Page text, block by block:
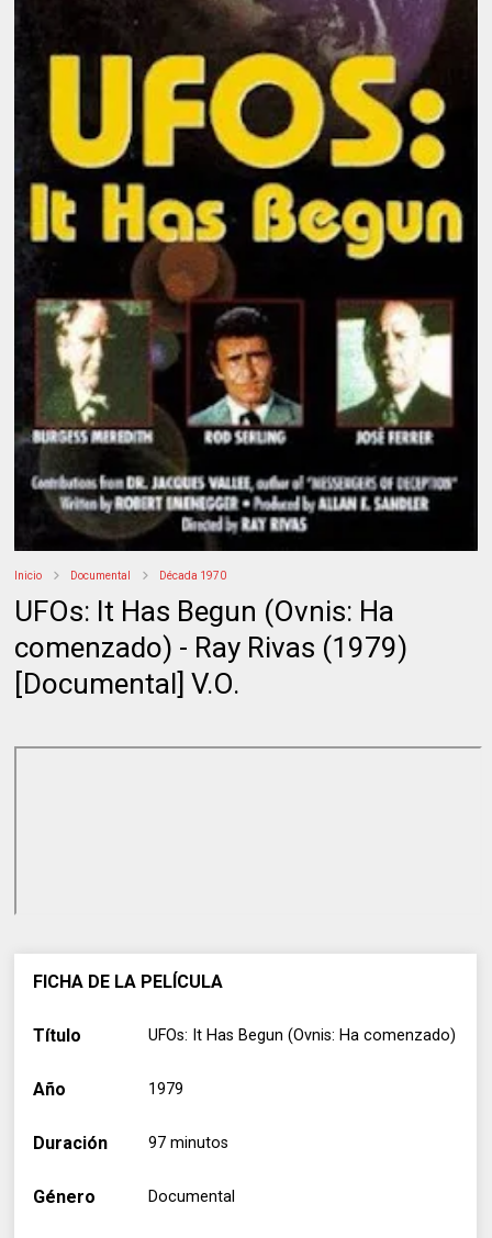
Inicio Documental Década 1970
UFOs: It Has Begun (Ovnis: Ha
comenzado) - Ray Rivas (1979)
[Documental] V.O.
FICHA DE LA PELÍCULA
Título UFOs: It Has Begun (Ovnis: Ha comenzado)
Año 1979
Duración 97 minutos
Género Documental